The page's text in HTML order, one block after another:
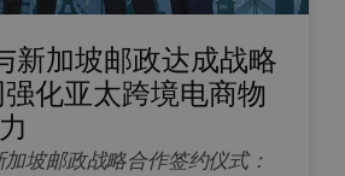
新加坡邮政达成战略
化亚太跨境电商物
坡邮政战略合作签约仪式：